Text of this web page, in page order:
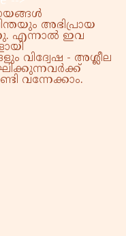
അഭിപ്രായ
എന്നാൽ ഇവ
വിദ്വേഷ - അശ്ലീല
വന്നേക്കാം.